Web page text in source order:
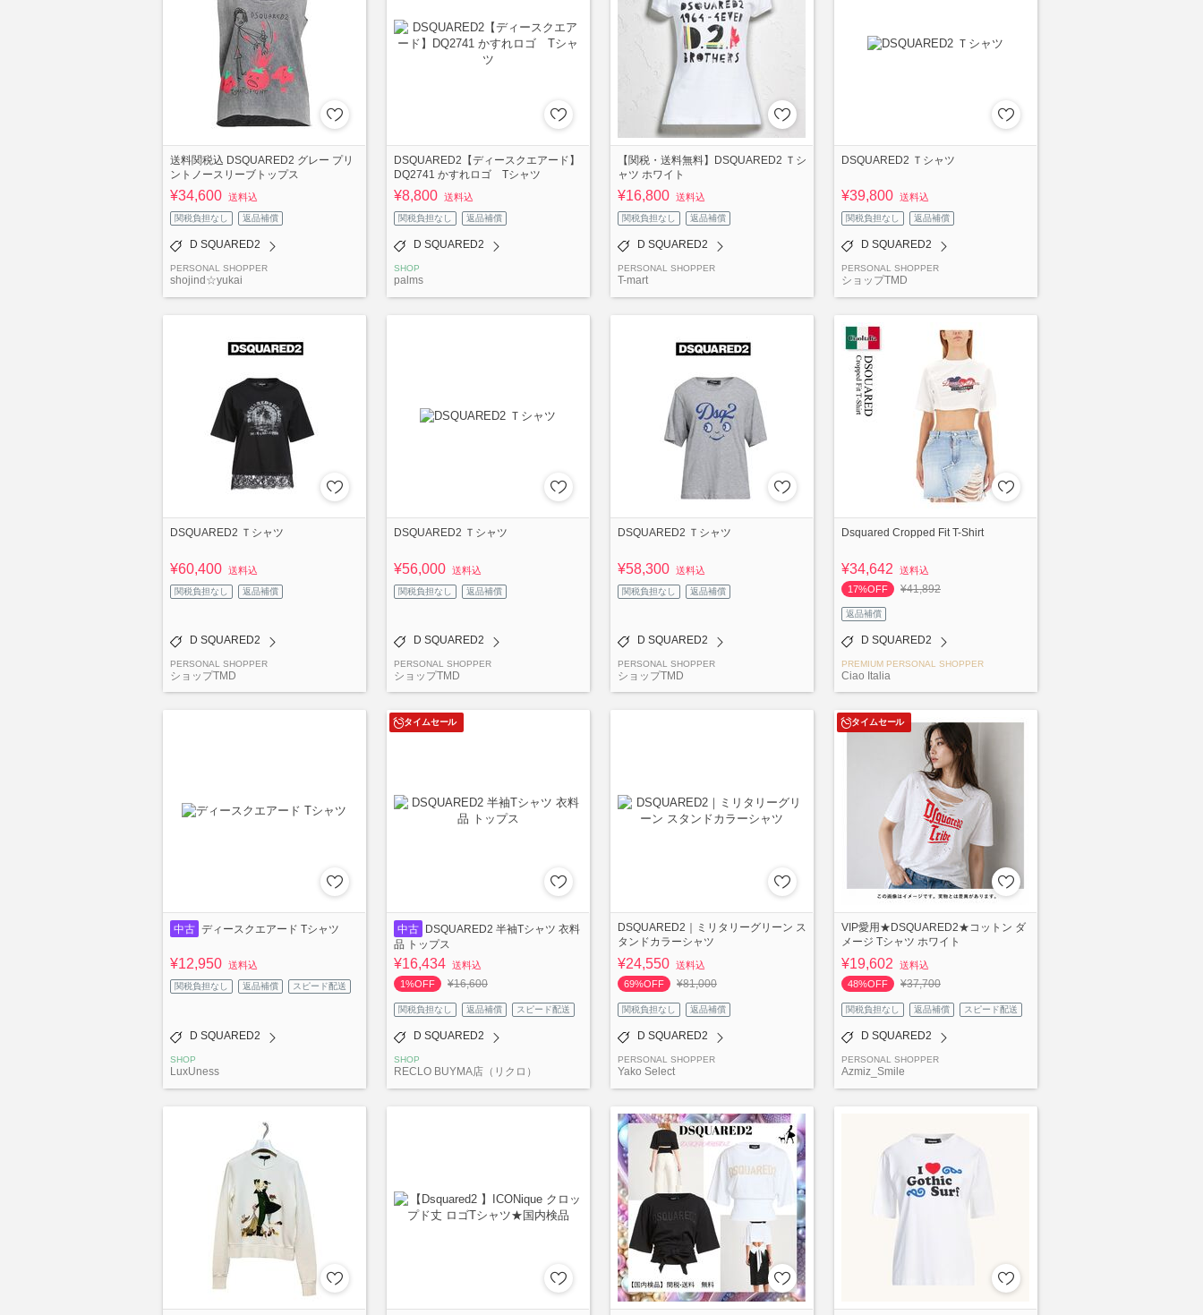
送料関税込 DSQUARED2 グレー プリ
ントノースリーブトップス
¥34,600 送料込
関税負担なし 返品補償
D SQUARED2
PERSONAL SHOPPER
shojind☆yukai
DSQUARED2【ディースクエアード】
DQ2741 かすれロゴ Tシャツ
¥8,800 送料込
関税負担なし 返品補償
D SQUARED2
SHOP
palms
【関税・送料無料】DSQUARED2 Ｔシ
ャツ ホワイト
¥16,800 送料込
関税負担なし 返品補償
D SQUARED2
PERSONAL SHOPPER
T-mart
DSQUARED2 Ｔシャツ
¥39,800 送料込
関税負担なし 返品補償
D SQUARED2
PERSONAL SHOPPER
ショップTMD
DSQUARED2 Ｔシャツ
¥60,400 送料込
関税負担なし 返品補償
D SQUARED2
PERSONAL SHOPPER
ショップTMD
DSQUARED2 Ｔシャツ
¥56,000 送料込
関税負担なし 返品補償
D SQUARED2
PERSONAL SHOPPER
ショップTMD
DSQUARED2 Ｔシャツ
¥58,300 送料込
関税負担なし 返品補償
D SQUARED2
PERSONAL SHOPPER
ショップTMD
Dsquared Cropped Fit T-Shirt
¥34,642
送料込
17%OFF
¥41,892
返品補償
D SQUARED2
PREMIUM PERSONAL SHOPPER
Ciao Italia
中古 ディースクエアード Tシャツ
¥12,950 送料込
関税負担なし 返品補償 スピード配送
D SQUARED2
SHOP
LuxUness
タイムセール
中古
DSQUARED2 半袖Tシャツ 衣料
品 トップス
¥16,434 送料込
1%OFF
¥16,600
関税負担なし 返品補償 スピード配送
D SQUARED2
SHOP
RECLO BUYMA店（リクロ）
DSQUARED2｜ミリタリーグリーン ス
タンドカラーシャツ
¥24,550 送料込
69%OFF
¥81,000
関税負担なし 返品補償
D SQUARED2
PERSONAL SHOPPER
Yako Select
タイムセール
VIP愛用★DSQUARED2★コットン ダ
メージ Tシャツ ホワイト
¥19,602
送料込
48%OFF
¥37,700
関税負担なし 返品補償 スピード配送
D SQUARED2
PERSONAL SHOPPER
Azmiz_Smile